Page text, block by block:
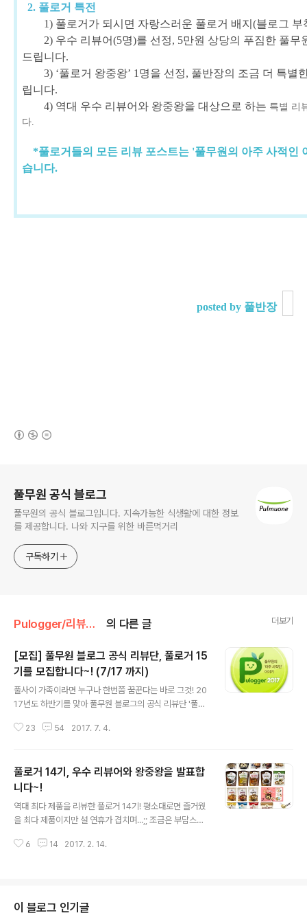
2. 풀로거 특전
1) 풀로거가 되시면 자랑스러운 풀로거 배지(블로그 부
2) 우수 리뷰어(5명)를 선정, 5만원 상당의 푸짐한 풀무
드립니다.
3) ‘풀로거 왕중왕’ 1명을 선정, 풀반장의 조금 더 특별
립니다.
4) 역대 우수 리뷰어와 왕중왕을 대상으로 하는 특별 리
다.
*풀로거들의 모든 리뷰 포스트는 '풀무원의 아주 사적인
습니다.
posted by 풀반장
풀무원 공식 블로그
풀무원의 공식 블로그입니다. 지속가능한 식생활에 대한 정보
를 제공합니다. 나와 지구를 위한 바른먹거리
구독하기
Pulogger/리뷰단 [풀로거] 공지 의 다른 글 더보기
[모집] 풀무원 블로그 공식 리뷰단, 풀로거 15
기를 모집합니다~! (7/17 까지)
풀사이 가족이라면 누구나 한번쯤 꿈꾼다는 바로 그것! 20
17년도 하반기를 맞아 풀무원 블로그의 공식 리뷰단 '풀로
올랐습니다! 2011년부터 시작된 '풀로거'도 어느새 15기
다 먼저 체험해 볼 수 있다는 것! 게다가 일일 방문객 수 만
명의 파워블로거가 아니더라도 평소 요리에 관심을 갖고
꾸준히 포스팅만 해왔다면 누구에게나 열려 있는 기회! 바
로 그~ 풀로거 15기에 함께할 풀사이 가족분들을 모집합
니다~! 방법은 늘 그렇듯 댓글을 통해 풀로거에 대한 출사
표와 함께 블로그 URL만 남겨주시면 되구요. 풀반장이 꼼
23 54 2017. 7. 4.
풀로거 14기, 우수 리뷰어와 왕중왕을 발표합
니다~!
역대 최다 제품을 리뷰한 풀로거 14기! 평소대로면 즐거웠
을 최다 제품이지만 설 연휴가 겹치며...;; 조금은 부담스러
니다. +_+ b 엄지척! 연휴임에도 불구하고 정말 너무도 열
품 보러가기] [2차 리뷰제품 보러가기] 사진으로 모아보면
무려~~~~ 이만~~~~~~~~~~~~~~~큼~~!! ↙↙↙↙
6 14 2017. 2. 14.
이 블로그 인기글